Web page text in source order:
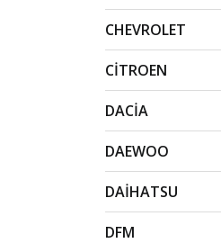
CHEVROLET
CİTROEN
DACİA
DAEWOO
DAİHATSU
DFM